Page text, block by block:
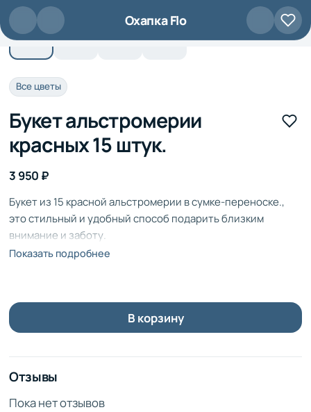
Перейти к основному содержанию
Охапка Flo
Все цветы
Букет альстромерии
красных 15 штук.
3 950 ₽
Букет из 15 красной альстромерии в сумке-переноске.,
это стильный и удобный способ подарить близким
внимание и заботу.
Показать подробнее
В корзину
Отзывы
Пока нет отзывов